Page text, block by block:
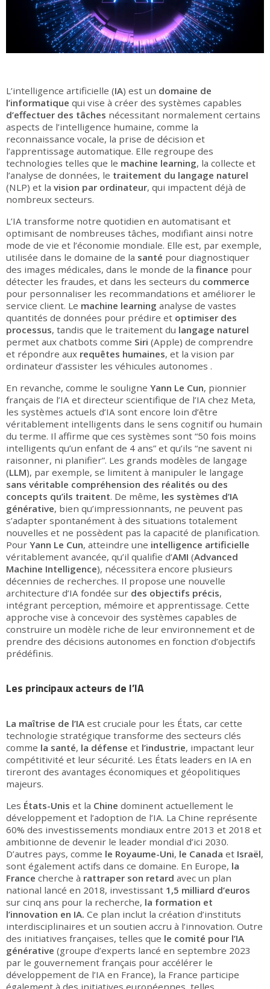
L’intelligence artificielle (IA) est un domaine de
l’informatique qui vise à créer des systèmes capables
d’effectuer des tâches nécessitant normalement certains
aspects de l’intelligence humaine, comme la
reconnaissance vocale, la prise de décision et
l’apprentissage automatique. Elle regroupe des
technologies telles que le machine learning, la collecte et
l’analyse de données, le traitement du langage naturel
(NLP) et la vision par ordinateur, qui impactent déjà de
nombreux secteurs.
L’IA transforme notre quotidien en automatisant et
optimisant de nombreuses tâches, modifiant ainsi notre
mode de vie et l’économie mondiale. Elle est, par exemple,
utilisée dans le domaine de la santé pour diagnostiquer
des images médicales, dans le monde de la finance pour
détecter les fraudes, et dans les secteurs du commerce
pour personnaliser les recommandations et améliorer le
service client. Le machine learning analyse de vastes
quantités de données pour prédire et optimiser des
processus, tandis que le traitement du langage naturel
permet aux chatbots comme Siri (Apple) de comprendre
et répondre aux requêtes humaines, et la vision par
ordinateur d’assister les véhicules autonomes .
En revanche, comme le souligne Yann Le Cun, pionnier
français de l’IA et directeur scientifique de l’IA chez Meta,
les systèmes actuels d’IA sont encore loin d’être
véritablement intelligents dans le sens cognitif ou humain
du terme. Il affirme que ces systèmes sont “50 fois moins
intelligents qu’un enfant de 4 ans” et qu’ils “ne savent ni
raisonner, ni planifier”. Les grands modèles de langage
(LLM), par exemple, se limitent à manipuler le langage
sans véritable compréhension des réalités ou des
concepts qu’ils traitent. De même, les systèmes d’IA
générative, bien qu’impressionnants, ne peuvent pas
s’adapter spontanément à des situations totalement
nouvelles et ne possèdent pas la capacité de planification.
Pour Yann Le Cun, atteindre une intelligence artificielle
véritablement avancée, qu’il qualifie d’AMI (Advanced
Machine Intelligence), nécessitera encore plusieurs
décennies de recherches. Il propose une nouvelle
architecture d’IA fondée sur des objectifs précis,
intégrant perception, mémoire et apprentissage. Cette
approche vise à concevoir des systèmes capables de
construire un modèle riche de leur environnement et de
prendre des décisions autonomes en fonction d’objectifs
prédéfinis.
Les principaux acteurs de l’IA
La maîtrise de l’IA est cruciale pour les États, car cette
technologie stratégique transforme des secteurs clés
comme la santé, la défense et l’industrie, impactant leur
compétitivité et leur sécurité. Les États leaders en IA en
tireront des avantages économiques et géopolitiques
majeurs.
Les États-Unis et la Chine dominent actuellement le
développement et l’adoption de l’IA. La Chine représente
60% des investissements mondiaux entre 2013 et 2018 et
ambitionne de devenir le leader mondial d’ici 2030.
D’autres pays, comme le Royaume-Uni, le Canada et Israël,
sont également actifs dans ce domaine. En Europe, la
France cherche à rattraper son retard avec un plan
national lancé en 2018, investissant 1,5 milliard d’euros
sur cinq ans pour la recherche, la formation et
l’innovation en IA. Ce plan inclut la création d’instituts
interdisciplinaires et un soutien accru à l’innovation. Outre
des initiatives françaises, telles que le comité pour l’IA
générative (groupe d’experts lancé en septembre 2023
par le gouvernement français pour accélérer le
développement de l’IA en France), la France participe